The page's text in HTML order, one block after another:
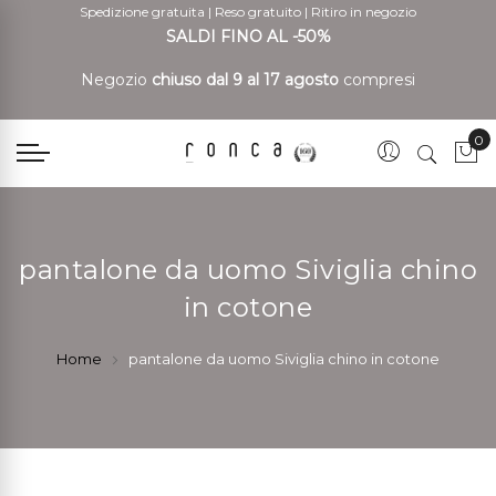
Spedizione gratuita | Reso gratuito | Ritiro in negozio
SALDI FINO AL -50%
Negozio chiuso dal 9 al 17 agosto compresi
0
pantalone da uomo Siviglia chino
in cotone
Home pantalone da uomo Siviglia chino in cotone